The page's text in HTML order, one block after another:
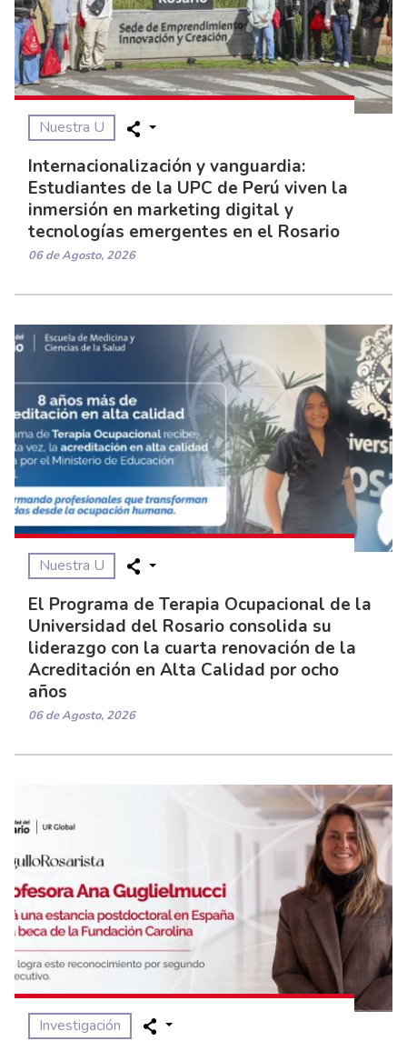
Nuestra U
Internacionalización y vanguardia:
Estudiantes de la UPC de Perú viven la
inmersión en marketing digital y
tecnologías emergentes en el Rosario
06 de Agosto, 2026
Nuestra U
El Programa de Terapia Ocupacional de la
Universidad del Rosario consolida su
liderazgo con la cuarta renovación de la
Acreditación en Alta Calidad por ocho
años
06 de Agosto, 2026
Investigación